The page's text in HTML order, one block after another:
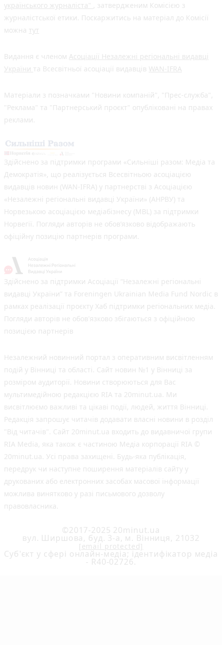
українського журналіста" , затвердженим Комісією з
журналістської етики. Поскаржитись на матеріал до Комісії
можна тут
Видання є членом Асоціації Незалежні регіональні видавці
України та Всесвітньої асоціації видавців WAN-IFRA
Матеріали з позначками "Новини компаній", "Прес-служба",
"Реклама" та "Партнерський проєкт" опубліковані на правах
реклами.
Здійснено за підтримки програми «Сильніші разом: Медіа та
Демократія», що реалізується Всесвітньою асоціацією
видавців новин (WAN-IFRA) у партнерстві з Асоціацією
«Незалежні регіональні видавці України» (АНРВУ) та
Норвезькою асоціацією медіабізнесу (MBL) за підтримки
Норвегії. Погляди авторів не обов’язково відображають
офіційну позицію партнерів програми.
Здійснено за підтримки Асоціації “Незалежні регіональні
видавці України” та Foreningen Ukrainian Media Fund Nordic в
рамках реалізації проєкту Хаб підтримки регіональних медіа.
Погляди авторів не обов'язково збігаються з офіційною
позицією партнерів
Незалежний новинний портал з оперативним висвітленням
подій у Вінниці та області. Сайт новин №1 у Вінниці за
розміром аудиторії. Новини створюються для Вас
мультимедійною редакцією RIA та 20minut.ua. Ми
висвітлюємо важливі та цікаві події, людей, життя Вінниці.
Редакція запрошує читачів додавати власні новини в розділ
"Від читачів". Сайт 20minut.ua входить до видавничої групи
RIA Media, яка також є частиною Медіа корпорації RIA ©
20minut.ua. Усі права захищені. Будь-яка публiкацiя,
передрук чи наступне поширення матеріалів сайту у
друкованих або електронних засобах масової інформації
можлива винятково у разі письмового дозволу
правовласника.
©2017-2025 20minut.ua
вул. Ширшова, буд. 3-а, м. Вінниця, 21032
[email protected]
Cуб'єкт у сфері онлайн-медіа; ідентифікатор медіа
- R40-02726.